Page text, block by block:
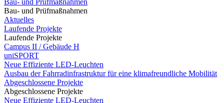
Bau- und Prüfmaßnahmen
Bau- und Prüfmaßnahmen
Aktuelles
Laufende Projekte
Laufende Projekte
Campus II / Gebäude H
uniSPORT
Neue Effiziente LED-Leuchten
Ausbau der Fahrradinfrastruktur für eine klimafreundliche Mobilität
Abgeschlossene Projekte
Abgeschlossene Projekte
Neue Effiziente LED-Leuchten